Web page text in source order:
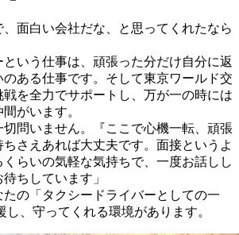
、面白い会社だな、と思ってくれたなら
いう仕事は、頑張った分だけ自分に返
のある仕事です。そして東京ワールド交
を全力でサポートし、万が一の時には
がいます。
問いません。『ここで心機一転、頑張
ちさえあれば大丈夫です。面接というよ
くらいの気軽な気持ちで、一度お話しし
ちしています」
の「タクシードライバーとしての一
し、守ってくれる環境があります。